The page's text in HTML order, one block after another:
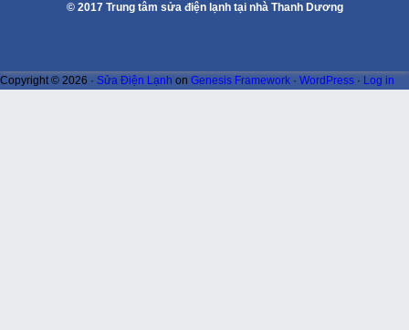
© 2017 Trung tâm sửa điện lạnh tại nhà Thanh Dương
Copyright © 2026 · Sửa Điện Lạnh on Genesis Framework · WordPress · Log in